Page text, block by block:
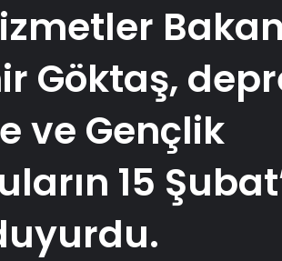
Göktaş,
ve Gençlik
15